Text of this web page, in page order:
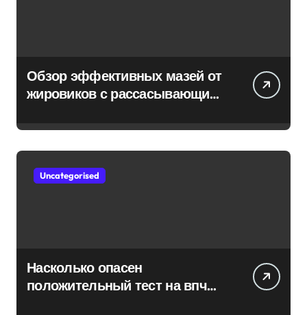
Обзор эффективных мазей от
жировиков с рассасывающим
Uncategorised
Насколько опасен
положительный тест на впч